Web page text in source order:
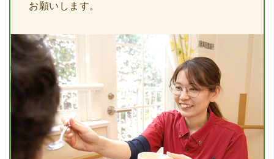
お願いします。